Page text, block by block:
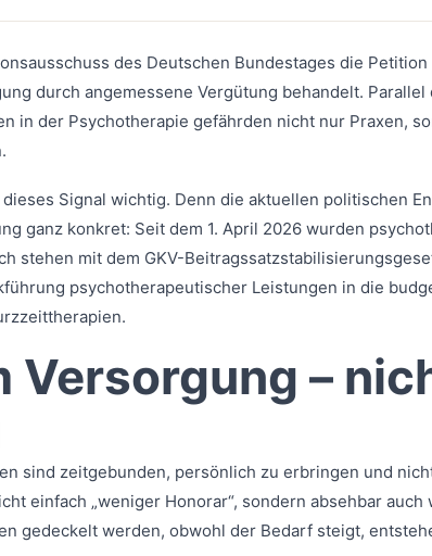
des Deutschen Bundestages die
durch angemessene Vergütung behandelt.
in der Psychotherapie gefährden nicht nur Praxen,
Signal wichtig. Denn die aktuellen politischen
ganz konkret: Seit dem 1. April 2026 wurden
stehen mit dem GKV-
psychotherapeutischer Leistungen in die
Versorgung –
sind zeitgebunden, persönlich zu erbringen und
einfach „weniger Honorar“, sondern absehbar
gedeckelt werden, obwohl der Bedarf steigt,